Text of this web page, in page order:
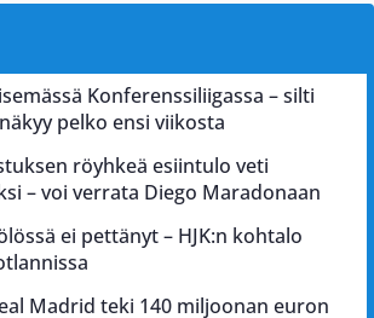
Konferenssiliigassa – silti
pelko ensi viikosta
röyhkeä esiintulo veti
– voi verrata Diego Maradonaan
ei pettänyt – HJK:n kohtalo
Madrid teki 140 miljoonan euron